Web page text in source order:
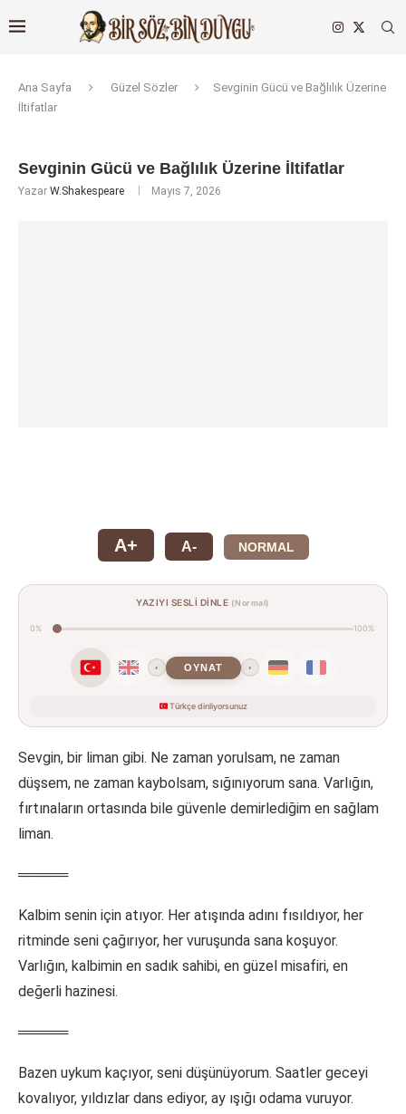
Ana Sayfa Güzel Sözler
Sevginin Gücü ve Bağlılık Üzerine
İltifatlar
Sevginin Gücü ve Bağlılık Üzerine İltifatlar
Yazar W.Shakespeare Mayıs 7, 2026
A+ A- NORMAL
YAZIYI SESLİ DİNLE (Normal)
0% 100%
‹ OYNAT ›
Türkçe dinliyorsunuz
Sevgin, bir liman gibi. Ne zaman yorulsam, ne zaman
düşsem, ne zaman kaybolsam, sığınıyorum sana. Varlığın,
fırtınaların ortasında bile güvenle demirlediğim en sağlam
liman.
═════
Kalbim senin için atıyor. Her atışında adını fısıldıyor, her
ritminde seni çağırıyor, her vuruşunda sana koşuyor.
Varlığın, kalbimin en sadık sahibi, en güzel misafiri, en
değerli hazinesi.
═════
Bazen uykum kaçıyor, seni düşünüyorum. Saatler geceyi
kovalıyor, yıldızlar dans ediyor, ay ışığı odama vuruyor.